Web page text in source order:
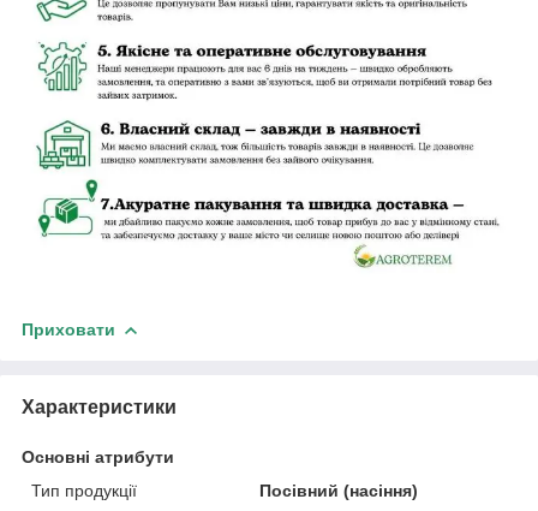
Приховати
Характеристики
Основні атрибути
Тип продукції
Посівний (насіння)